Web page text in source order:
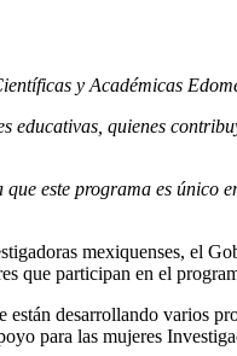
y Académicas
educativas, quienes
este programa es único
mexiquenses, el
que participan en el
desarrollando varios
para las mujeres